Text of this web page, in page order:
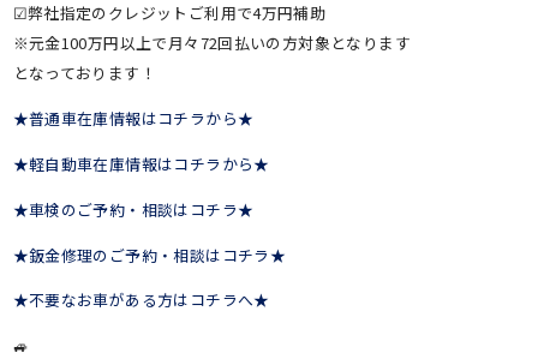
☑弊社指定のクレジットご利用で4万円補助
※元金100万円以上で月々72回払いの方対象となります
となっております！
★普通車在庫情報はコチラから★
★軽自動車在庫情報はコチラから★
★車検のご予約・相談はコチラ★
★鈑金修理のご予約・相談はコチラ★
★不要なお車がある方はコチラへ★
🚙